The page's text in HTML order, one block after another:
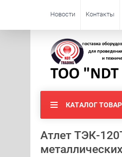
Новости Контакты
КАТАЛОГ
Атлет ТЭК-